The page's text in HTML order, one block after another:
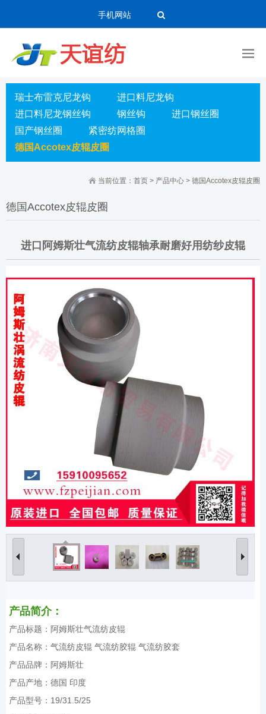
手机网站
瑞士布雷克尼龙钩
进口料尼龙钩
进口料尼龙钢丝钩
钢丝钩
进口钢丝圈
国产钢丝圈
紧密纺网格圈
德国Accotex皮辊皮圈
当前位置： 首页 > 产品中心 > 德国Accotex皮辊皮圈
德国Accotex皮辊皮圈
进口阿姆斯壮气流纺皮辊轴承耐磨好用纺纱皮辊
产品简介：
产品标题：阿姆斯壮气流纺皮辊
产品名称：气流纺皮辊 气流纺胶辊 气流纺胶套
产品品牌：阿姆斯壮
产品产地：德国 印度
产品型号：19/31.5/25